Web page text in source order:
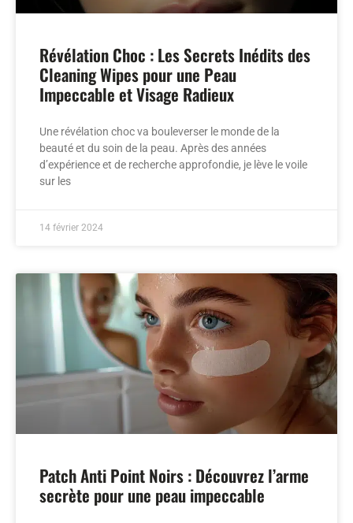
Révélation Choc : Les Secrets Inédits des
Cleaning Wipes pour une Peau
Impeccable et Visage Radieux
Une révélation choc va bouleverser le monde de la
beauté et du soin de la peau. Après des années
d’expérience et de recherche approfondie, je lève le voile
sur les
14 février 2024
Patch Anti Point Noirs : Découvrez l’arme
secrète pour une peau impeccable